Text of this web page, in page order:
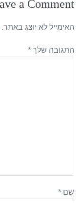
a Comment
האימייל לא יוצג באתר.
התגובה שלך*
שם *